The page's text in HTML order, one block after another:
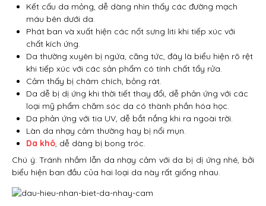
Kết cấu da mỏng, dễ dàng nhìn thấy các đường mạch
máu bên dưới da.
Phát ban và xuất hiện các nốt sưng liti khi tiếp xúc với
chất kích ứng.
Da thường xuyên bị ngứa, căng tức, đây là biểu hiện rõ rệt
khi tiếp xúc với các sản phẩm có tính chất tẩy rửa.
Cảm thấy bị châm chích, bỏng rát.
Da dễ bị dị ứng khi thời tiết thay đổi, dễ phản ứng với các
loại mỹ phẩm chăm sóc da có thành phần hóa học.
Da phản ứng với tia UV, dễ bắt nắng khi ra ngoài trời.
Làn da nhạy cảm thường hay bị nổi mụn.
Da khô, dễ dàng bị bong tróc.
Chú ý: Tránh nhầm lẫn da nhạy cảm với da bị dị ứng nhé, bởi
biểu hiện ban đầu của hai loại da này rất giống nhau.